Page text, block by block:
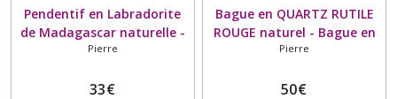
Pendentif en Labradorite
de Madagascar naturelle -
Pendentif en pierre
professions médicales
Pierre
33€
Bague en QUARTZ RUTILE
ROUGE naturel - Bague en
pierre naturelle & Cuivre -
Pierre
50€